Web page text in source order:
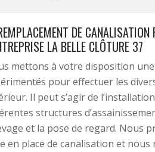
DE CANALISATION
LA BELLE CLÔTURE 37
mettons à votre disposition
pour effectuer les
Il peut s’agir de
structures
et la pose de regard. Nous
en place de canalisation et nous